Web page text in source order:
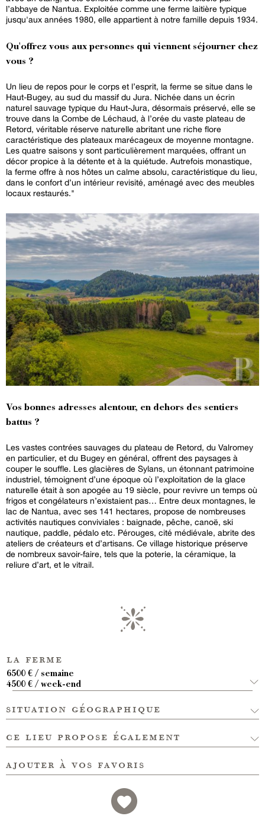
l’abbaye de Nantua. Exploitée comme une ferme laitière typique
jusqu'aux années 1980, elle appartient à notre famille depuis 1934.
Qu'offrez vous aux personnes qui viennent séjourner chez
vous ?
Un lieu de repos pour le corps et l’esprit, la ferme se situe dans le
Haut-Bugey, au sud du massif du Jura. Nichée dans un écrin
naturel sauvage typique du Haut-Jura, désormais préservé, elle se
trouve dans la Combe de Léchaud, à l’orée du vaste plateau de
Retord, véritable réserve naturelle abritant une riche flore
caractéristique des plateaux marécageux de moyenne montagne.
Les quatre saisons y sont particulièrement marquées, offrant un
décor propice à la détente et à la quiétude. Autrefois monastique,
la ferme offre à nos hôtes un calme absolu, caractéristique du lieu,
dans le confort d’un intérieur revisité, aménagé avec des meubles
locaux restaurés."
Vos bonnes adresses alentour, en dehors des sentiers
battus ?
Les vastes contrées sauvages du plateau de Retord, du Valromey
en particulier, et du Bugey en général, offrent des paysages à
couper le souffle. Les glacières de Sylans, un étonnant patrimoine
industriel, témoignent d’une époque où l’exploitation de la glace
naturelle était à son apogée au 19 siècle, pour revivre un temps où
frigos et congélateurs n’existaient pas… Entre deux montagnes, le
lac de Nantua, avec ses 141 hectares, propose de nombreuses
activités nautiques conviviales : baignade, pêche, canoë, ski
nautique, paddle, pédalo etc. Pérouges, cité médiévale, abrite des
ateliers de créateurs et d’artisans. Ce village historique préserve
de nombreux savoir-faire, tels que la poterie, la céramique, la
reliure d’art, et le vitrail.
la ferme
6500 € / semaine
4500 € / week-end
situation géographique
ce lieu propose également
ajouter à vos favoris